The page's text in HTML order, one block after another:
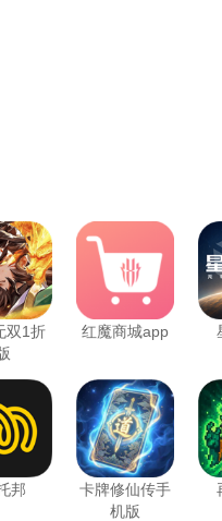
双1折
红魔商城app
邦
卡牌修仙传手
机版